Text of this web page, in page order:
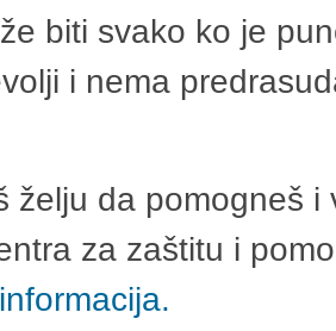
biti svako ko je
i nema
želju da pomogneš
za zaštitu i